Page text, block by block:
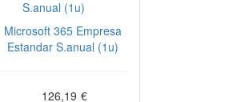
Microsoft 365 Empresa
Estandar S.anual (1u)
126,19 €